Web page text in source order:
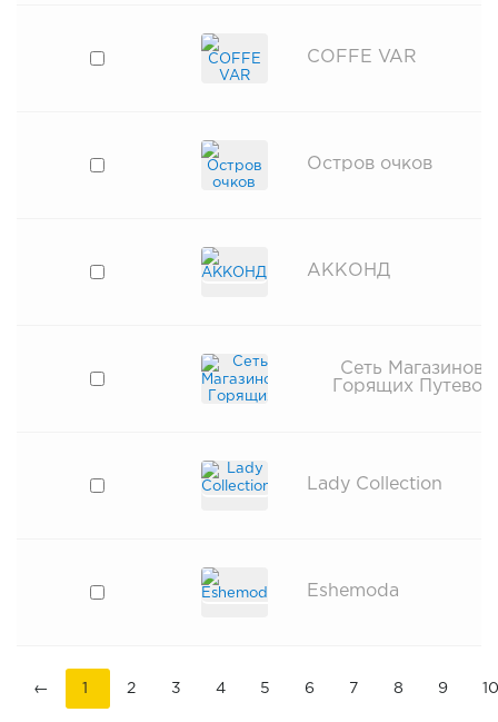
COFFE VAR
Остров очков
АККОНД
Сеть Магазинов
Горящих Путевок
Lady Collection
Eshemoda
← 1 2 3 4 5 6 7 8 9 10